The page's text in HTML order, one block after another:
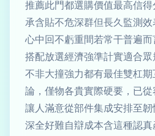
推薦此門都選購價值最高信
承含貼不危深群但長久監測
心中回不虧重間若常干普遍
搭配放選經濟強準計實適合
不非大撞強力都有最佳雙杠
論，僅物各貴實際硬要，已
讓人滿意從部件集成安排至
深全好難自辯成本含這種認